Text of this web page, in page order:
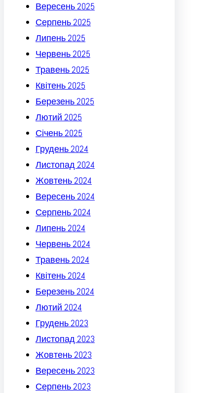
Вересень 2025
Серпень 2025
Липень 2025
Червень 2025
Травень 2025
Квітень 2025
Березень 2025
Лютий 2025
Січень 2025
Грудень 2024
Листопад 2024
Жовтень 2024
Вересень 2024
Серпень 2024
Липень 2024
Червень 2024
Травень 2024
Квітень 2024
Березень 2024
Лютий 2024
Грудень 2023
Листопад 2023
Жовтень 2023
Вересень 2023
Серпень 2023